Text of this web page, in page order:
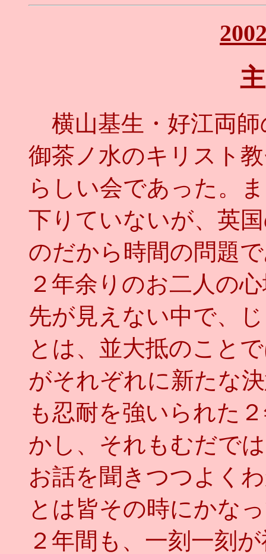
横山基生・好江両師
御茶ノ水のキリスト
らしい会であった。
下りていないが、英
のだから時間の問題
２年余りのお二人の
先が見えない中で、
とは、並大抵のこと
がそれぞれに新たな
も忍耐を強いられた
かし、それもむだで
お話を聞きつつよく
とは皆その時にかな
２年間も、一刻一刻